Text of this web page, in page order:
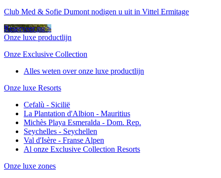
Club Med & Sofie Dumont nodigen u uit in Vittel Ermitage
Reserveer nu >
Onze luxe productlijn
Onze Exclusive Collection
Alles weten over onze luxe productlijn
Onze luxe Resorts
Cefalù - Sicilië
La Plantation d'Albion - Mauritius
Michès Playa Esmeralda - Dom. Rep.
Seychelles - Seychellen
Val d'Isère - Franse Alpen
Al onze Exclusive Collection Resorts
Onze luxe zones